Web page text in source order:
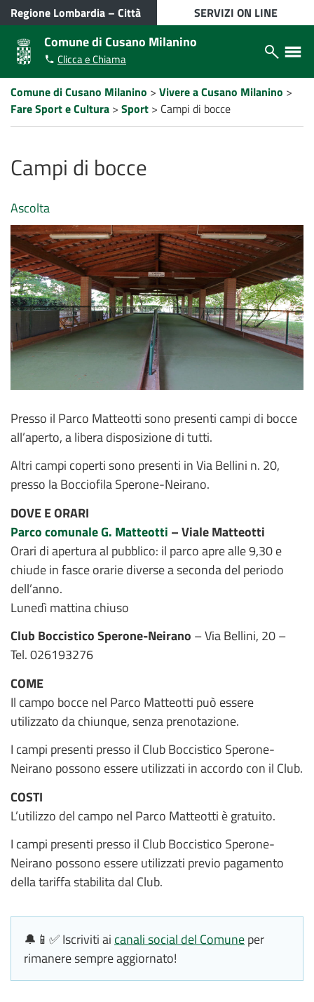
VAI AL CONTENUTO PRINCIPALE
Regione Lombardia – Città
metropolitana di Milano
SERVIZI ON LINE
Comune di Cusano Milanino
Clicca e Chiama
Apri/
laterale
Apri/chiudi
ricerca
Percorso
a
"briciole
pane"
Comune di Cusano Milanino > Vivere a Cusano Milanino >
Fare Sport e Cultura > Sport > Campi di bocce
Campi di bocce
Ascolta
Presso il Parco Matteotti sono presenti campi di bocce
all’aperto, a libera disposizione di tutti.
Altri campi coperti sono presenti in Via Bellini n. 20,
presso la Bocciofila Sperone-Neirano.
DOVE E ORARI
Parco comunale G. Matteotti – Viale Matteotti
Orari di apertura al pubblico: il parco apre alle 9,30 e
chiude in fasce orarie diverse a seconda del periodo
dell’anno.
Lunedì mattina chiuso
Club Boccistico Sperone-Neirano – Via Bellini, 20 –
Tel. 026193276
COME
Il campo bocce nel Parco Matteotti può essere
utilizzato da chiunque, senza prenotazione.
I campi presenti presso il Club Boccistico Sperone-
Neirano possono essere utilizzati in accordo con il Club.
COSTI
L’utilizzo del campo nel Parco Matteotti è gratuito.
I campi presenti presso il Club Boccistico Sperone-
Neirano possono essere utilizzati previo pagamento
della tariffa stabilita dal Club.
🔔📱✅ Iscriviti ai canali social del Comuneper
rimanere sempre aggiornato!